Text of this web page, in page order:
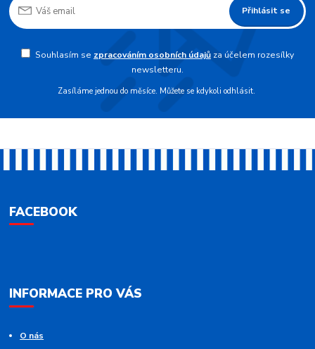
Přihlásit se
Souhlasím se zpracováním osobních údajůza účelem rozesílky
newsletteru.
Zasíláme jednou do měsíce. Můžete se kdykoli odhlásit.
FACEBOOK
INFORMACE PRO VÁS
O nás